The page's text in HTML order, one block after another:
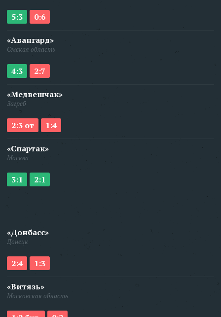
5:3 0:6
«Авангард»
Омская область
4:3 2:7
«Медвешчак»
Загреб
2:3 от 1:4
«Спартак»
Москва
3:1 2:1
«Донбасс»
Донецк
2:4 1:3
«Витязь»
Московская область